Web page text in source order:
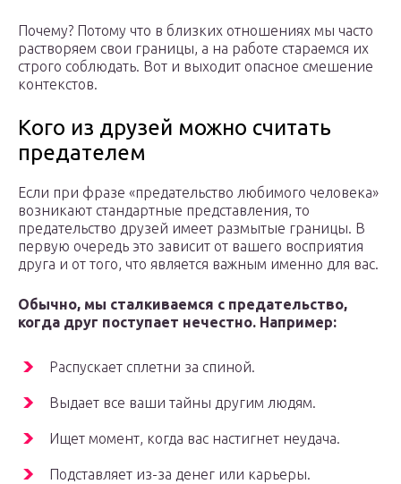
Почему? Потому что в близких отношениях мы часто
растворяем свои границы, а на работе стараемся их
строго соблюдать. Вот и выходит опасное смешение
контекстов.
Кого из друзей можно считать
предателем
Если при фразе «предательство любимого человека»
возникают стандартные представления, то
предательство друзей имеет размытые границы. В
первую очередь это зависит от вашего восприятия
друга и от того, что является важным именно для вас.
Обычно, мы сталкиваемся с предательство,
когда друг поступает нечестно. Например:
Распускает сплетни за спиной.
Выдает все ваши тайны другим людям.
Ищет момент, когда вас настигнет неудача.
Подставляет из-за денег или карьеры.